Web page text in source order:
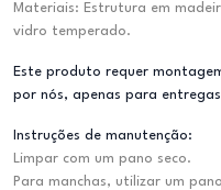
Materiais: Estrutura em
vidro temperado.
Este produto requer
por nós, apenas para
Instruções de manutenção:
Limpar com um pano seco.
Para manchas, utilizar um